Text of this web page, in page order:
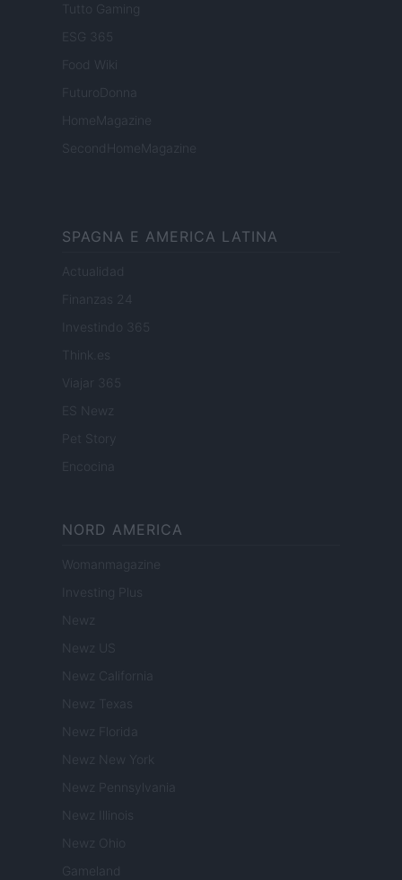
Tutto Gaming
ESG 365
Food Wiki
FuturoDonna
HomeMagazine
SecondHomeMagazine
SPAGNA E AMERICA LATINA
Actualidad
Finanzas 24
Investindo 365
Think.es
Viajar 365
ES Newz
Pet Story
Encocina
NORD AMERICA
Womanmagazine
Investing Plus
Newz
Newz US
Newz California
Newz Texas
Newz Florida
Newz New York
Newz Pennsylvania
Newz Illinois
Newz Ohio
Gameland